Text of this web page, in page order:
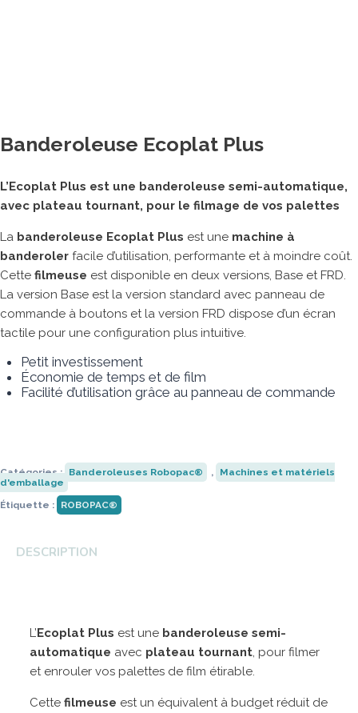
Banderoleuse Ecoplat Plus
L’Ecoplat Plus est une banderoleuse semi-automatique,
avec plateau tournant, pour le filmage de vos palettes
La banderoleuse Ecoplat Plus est une machine à
banderoler facile d’utilisation, performante et à moindre coût.
Cette filmeuse est disponible en deux versions, Base et FRD.
La version Base est la version standard avec panneau de
commande à boutons et la version FRD dispose d’un écran
tactile pour une configuration plus intuitive.
Petit investissement
Économie de temps et de film
Facilité d’utilisation grâce au panneau de commande
Catégories : Banderoleuses Robopac® ,
Machines et matériels
d'emballage
Étiquette :
ROBOPAC®
DESCRIPTION
L’Ecoplat Plus est une banderoleuse semi-
automatique avec plateau tournant, pour filmer
et enrouler vos palettes de film étirable.
Cette filmeuse est un équivalent à budget réduit de
ROBOTS COLLABORATIFS
Robopac Universal Robots Anser
Strapack
Transpak
HSM Fischbein Ripack